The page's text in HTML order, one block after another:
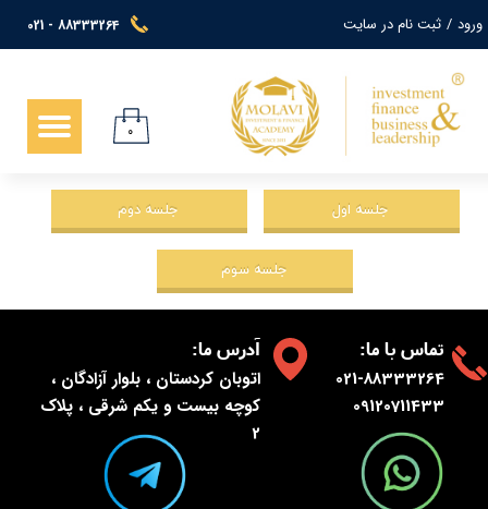
021 - 88333264 ورود / ثبت نام در سایت
حساب کاربری من
تغییر گذر واژه
سفارشات
خروج از حساب کاربری
۰
جلسه اول جلسه دوم
جلسه سوم
:تماس با ما
021-88333264
09120711433
:آدرس ما
اتوبان کردستان ، بلوار آزادگان ،
کوچه بیست و یکم شرقی ، پلاک
2